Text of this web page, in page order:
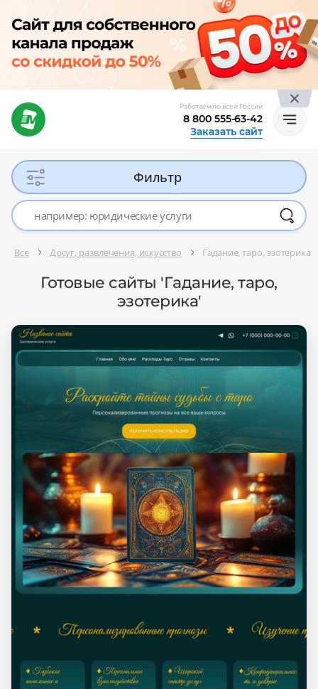
Работаем по всей России
8 800 555-63-42
Заказать сайт
Фильтр
Все Досуг, развлечения, искусство Гадание, таро, эзотерика
Готовые сайты 'Гадание, таро,
эзотерика'